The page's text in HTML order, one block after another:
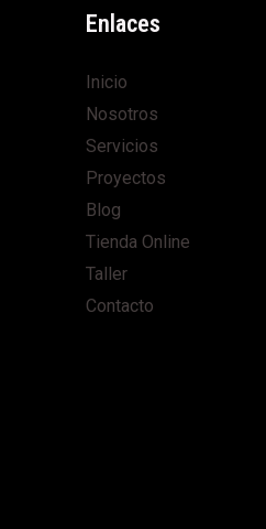
Enlaces
Inicio
Nosotros
Servicios
Proyectos
Blog
Tienda Online
Taller
Contacto